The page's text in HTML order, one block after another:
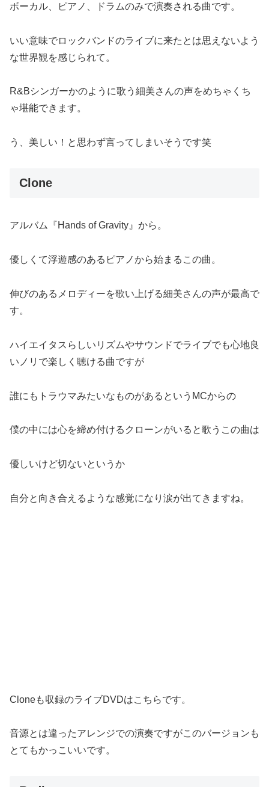
ボーカル、ピアノ、ドラムのみで演奏される曲です。
いい意味でロックバンドのライブに来たとは思えないよう
な世界観を感じられて。
R&Bシンガーかのように歌う細美さんの声をめちゃくち
ゃ堪能できます。
う、美しい！と思わず言ってしまいそうです笑
Clone
アルバム『Hands of Gravity』から。
優しくて浮遊感のあるピアノから始まるこの曲。
伸びのあるメロディーを歌い上げる細美さんの声が最高で
す。
ハイエイタスらしいリズムやサウンドでライブでも心地良
いノリで楽しく聴ける曲ですが
誰にもトラウマみたいなものがあるというMCからの
僕の中には心を締め付けるクローンがいると歌うこの曲は
優しいけど切ないというか
自分と向き合えるような感覚になり涙が出てきますね。
Cloneも収録のライブDVDはこちらです。
音源とは違ったアレンジでの演奏ですがこのバージョンも
とてもかっこいいです。